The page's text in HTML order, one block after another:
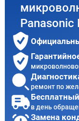
Panasonic
ремонт по
в день
Замена